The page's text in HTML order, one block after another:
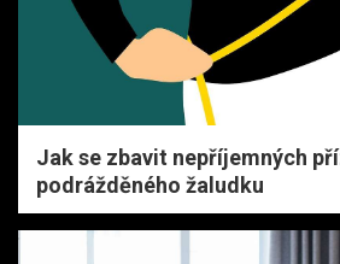
Jak se zbavit nepříjemných
podrážděného žaludku